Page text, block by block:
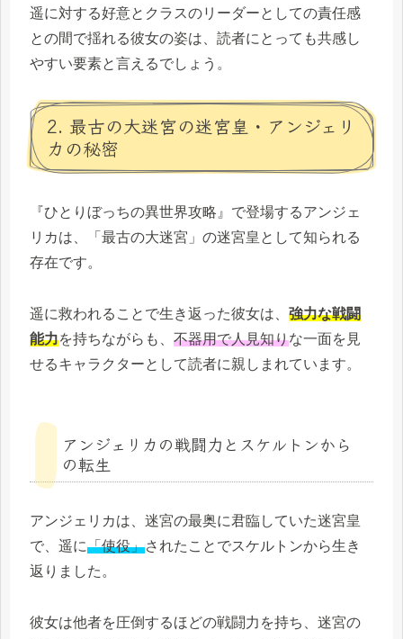
遥に対する好意とクラスのリーダーとしての責任感
との間で揺れる彼女の姿は、読者にとっても共感し
やすい要素と言えるでしょう。
2. 最古の大迷宮の迷宮皇・アンジェリ
カの秘密
『ひとりぼっちの異世界攻略』で登場するアンジェ
リカは、「最古の大迷宮」の迷宮皇として知られる
存在です。
遥に救われることで生き返った彼女は、 強力な戦闘
能力を持ちながらも、 不器用で人見知りな一面を見
せるキャラクターとして読者に親しまれています。
アンジェリカの戦闘力とスケルトンから
の転生
アンジェリカは、迷宮の最奥に君臨していた迷宮皇
で、遥に「使役」されたことでスケルトンから生き
返りました。
彼女は他者を圧倒するほどの戦闘力を持ち、迷宮の